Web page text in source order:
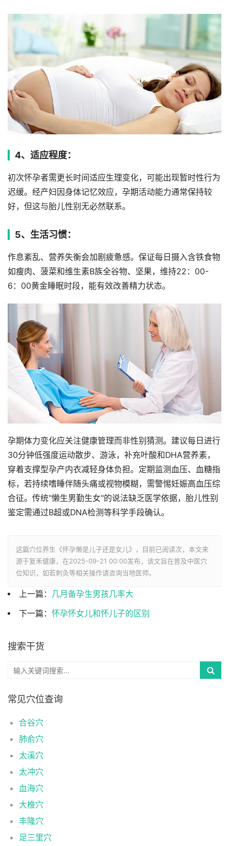
4、适应程度：
初次怀孕者需更长时间适应生理变化，可能出现暂时性行为
迟缓。经产妇因身体记忆效应，孕期活动能力通常保持较
好，但这与胎儿性别无必然联系。
5、生活习惯：
作息紊乱、营养失衡会加剧疲惫感。保证每日摄入含铁食物
如瘦肉、菠菜和维生素B族全谷物、坚果，维持22：00-
6：00黄金睡眠时段，能有效改善精力状态。
孕期体力变化应关注健康管理而非性别猜测。建议每日进行
30分钟低强度运动散步、游泳，补充叶酸和DHA营养素，
穿着支撑型孕产内衣减轻身体负担。定期监测血压、血糖指
标，若持续嗜睡伴随头痛或视物模糊，需警惕妊娠高血压综
合征。传统"懒生男勤生女"的说法缺乏医学依据，胎儿性别
鉴定需通过B超或DNA检测等科学手段确认。
这篇穴位养生《怀孕懒是儿子还是女儿》，目前已阅读次，本文来
源于复禾健康，在2025-09-21 00:00发布，该文旨在普及中医穴
位知识，如若刺灸等相关操作请咨询当地医师。
上一篇： 几月备孕生男孩几率大
下一篇： 怀孕怀女儿和怀儿子的区别
搜索干货
常见穴位查询
合谷穴
肺俞穴
太溪穴
太冲穴
血海穴
大椎穴
丰隆穴
足三里穴